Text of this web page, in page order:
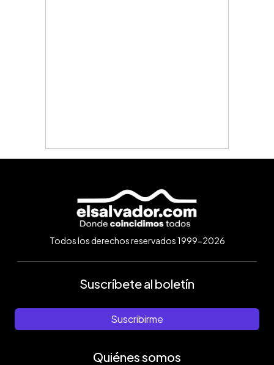
Todos los derechos reservados 1999-2026
Suscríbete al boletín
Suscribirme
Quiénes somos